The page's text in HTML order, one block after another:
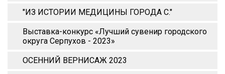
"ИЗ ИСТОРИИ МЕДИЦИНЫ ГОРОДА С."
Выставка-конкурс «Лучший сувенир городского
округа Серпухов - 2023»
ОСЕННИЙ ВЕРНИСАЖ 2023